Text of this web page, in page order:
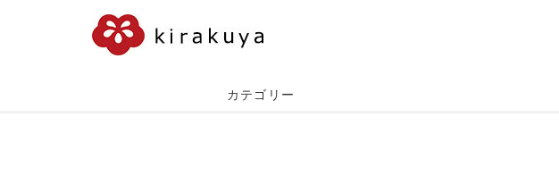
カテゴリー